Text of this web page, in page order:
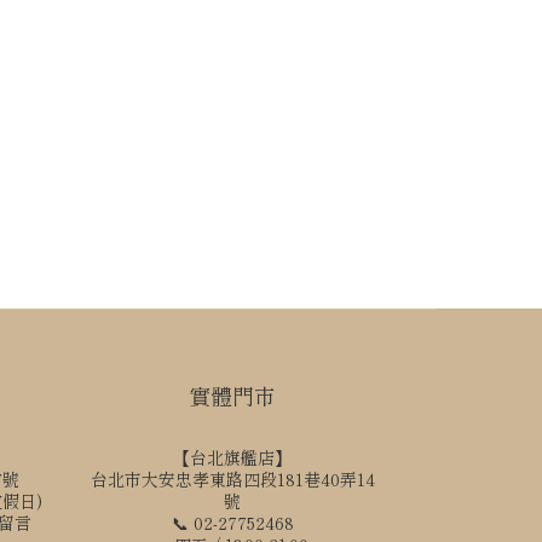
日)
言
實體門市
【台北旗艦店】
台北市大安忠孝東路四段181巷40弄14
號
📞 02-27752468